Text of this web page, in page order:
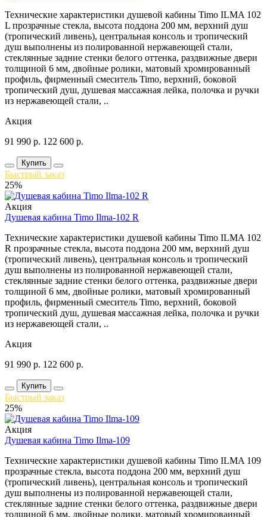
Технические характеристики душевой кабины Timo ILMA 102
L прозрачные стекла, высота поддона 200 мм, верхний душ
(тропический ливень), центральная консоль и тропический
душ выполнены из полированной нержавеющей стали,
стеклянные задние стенки белого оттенка, раздвижные двери
толщиной 6 мм, двойные ролики, матовый хромированный
профиль, фирменный смеситель Timo, верхний, боковой
тропический душ, душевая массажная лейка, полочка и ручки
из нержавеющей стали, ..
Акция
91 990 р. 122 600 р.
Купить
Быстрый заказ
25%
Акция
Душевая кабина Timo Ilma-102 R
Технические характеристики душевой кабины Timo ILMA 102
R прозрачные стекла, высота поддона 200 мм, верхний душ
(тропический ливень), центральная консоль и тропический
душ выполнены из полированной нержавеющей стали,
стеклянные задние стенки белого оттенка, раздвижные двери
толщиной 6 мм, двойные ролики, матовый хромированный
профиль, фирменный смеситель Timo, верхний, боковой
тропический душ, душевая массажная лейка, полочка и ручки
из нержавеющей стали, ..
Акция
91 990 р. 122 600 р.
Купить
Быстрый заказ
25%
Акция
Душевая кабина Timo Ilma-109
Технические характеристики душевой кабины Timo ILMA 109
прозрачные стекла, высота поддона 200 мм, верхний душ
(тропический ливень), центральная консоль и тропический
душ выполнены из полированной нержавеющей стали,
стеклянные задние стенки белого оттенка, раздвижные двери
толщиной 6 мм, двойные ролики, матовый хромированный